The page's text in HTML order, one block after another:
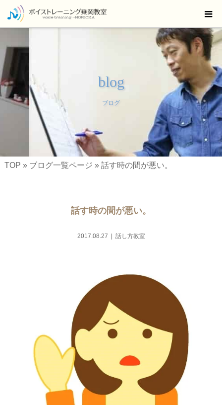
blog
ブログ
TOP » ブログ一覧ページ » 話す時の間が悪い。
話す時の間が悪い。
2017.08.27 話し方教室